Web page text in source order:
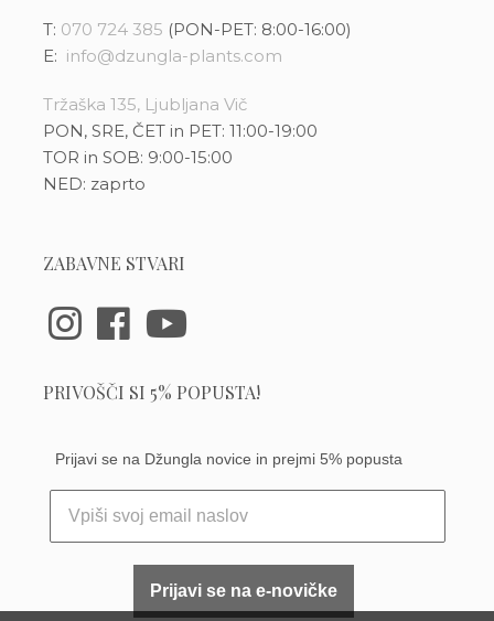
T: 070 724 385 (PON-PET: 8:00-16:00)
E: info@dzungla-plants.com
Tržaška 135, Ljubljana Vič
PON, SRE, ČET in PET: 11:00-19:00
TOR in SOB: 9:00-15:00
NED: zaprto
ZABAVNE STVARI
PRIVOŠČI SI 5% POPUSTA!
Prijavi se na Džungla novice in prejmi 5% popusta
Prijavi se na e-novičke